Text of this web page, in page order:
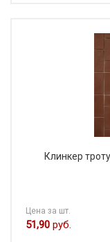
Клинкер
Цена за шт.
51,90 руб.